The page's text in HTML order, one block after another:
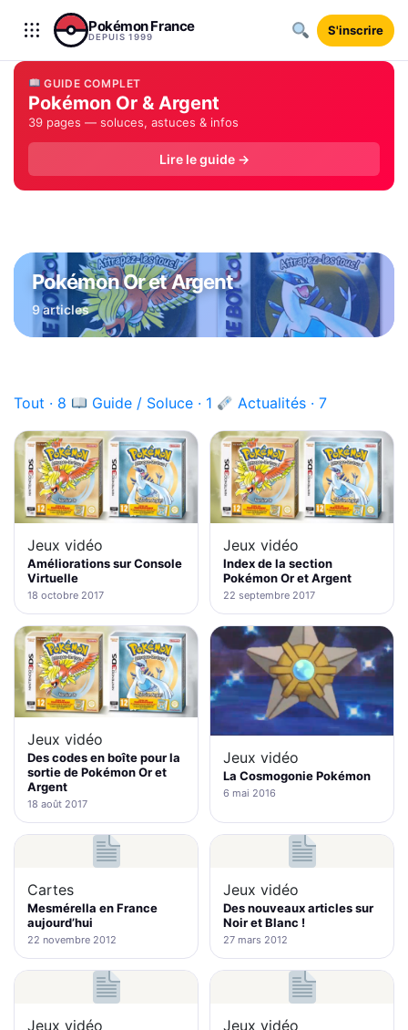
Aller au contenu
Pokémon France
DEPUIS 1999 S'inscrire
GUIDE COMPLET
Pokémon Or & Argent
39 pages — soluces, astuces & infos
Lire le guide →
Pokémon Or et Argent
9 articles
Tout · 8 Guide / Soluce · 1 Actualités · 7
Jeux vidéo
Améliorations sur Console
Virtuelle
18 octobre 2017
Jeux vidéo
Index de la section
Pokémon Or et Argent
22 septembre 2017
Jeux vidéo
Des codes en boîte pour la
sortie de Pokémon Or et
Argent
18 août 2017
Jeux vidéo
La Cosmogonie Pokémon
6 mai 2016
Cartes
Mesmérella en France
aujourd’hui
22 novembre 2012
Jeux vidéo
Des nouveaux articles sur
Noir et Blanc !
27 mars 2012
Jeux vidéo Jeux vidéo